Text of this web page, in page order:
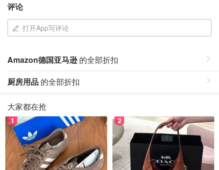
评论
打开App写评论
Amazon德国亚马逊的全部折扣
厨房用品 的全部折扣
大家都在抢
1 2